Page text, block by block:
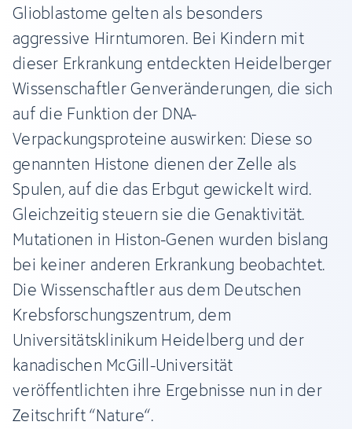
Glioblastome gelten als besonders
aggressive Hirntumoren. Bei Kindern mit
dieser Erkrankung entdeckten Heidelberger
Wissenschaftler Genveränderungen, die sich
auf die Funktion der DNA-
Verpackungsproteine auswirken: Diese so
genannten Histone dienen der Zelle als
Spulen, auf die das Erbgut gewickelt wird.
Gleichzeitig steuern sie die Genaktivität.
Mutationen in Histon-Genen wurden bislang
bei keiner anderen Erkrankung beobachtet.
Die Wissenschaftler aus dem Deutschen
Krebsforschungszentrum, dem
Universitätsklinikum Heidelberg und der
kanadischen McGill-Universität
veröffentlichten ihre Ergebnisse nun in der
Zeitschrift “Nature“.